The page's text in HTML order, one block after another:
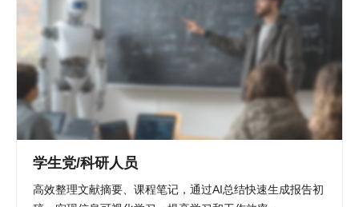
学生党/科研人员
高效整理文献摘要、课程笔记，通过AI总结快速生成报告初